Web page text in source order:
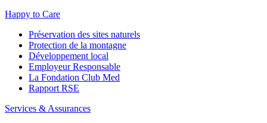
Happy to Care
Préservation des sites naturels
Protection de la montagne
Développement local
Employeur Responsable
La Fondation Club Med
Rapport RSE
Services & Assurances